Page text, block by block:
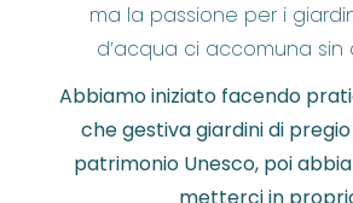
ma la passione per i
d’acqua ci accomuna sin
Abbiamo iniziato facendo
che gestiva giardini di
patrimonio Unesco, poi